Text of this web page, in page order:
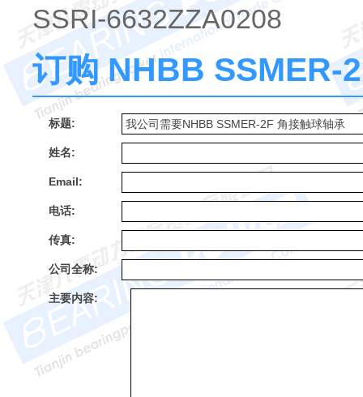
SSRI-6632ZZA0208
订购 NHBB SSMER-
标题:
姓名:
Email:
电话:
传真:
公司全称:
主要内容: